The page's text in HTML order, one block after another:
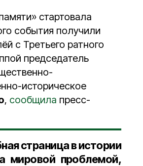
стартовала
события получили
с Третьего ратного
председатель
историческое
, сообщила пресс-
страница в истории
мировой проблемой,